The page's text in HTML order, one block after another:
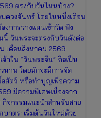
ตรงกับวันไหนบ้าง?
ดวงจันทร์ โดยในหนึ่งเดือน
การวางแผนเข้าวัด ฟัง
นี้ วันพระจะตรงกับวันดังต่อ
เดือนสิงหาคม 2569
าใน “วันพระจีน” ถือเป็น
าน โดยมักจะมีการจัด
อสัตว์ หรือทำบุญเพื่อความ
มีความพิเศษเนื่องจาก
จกรรมแนะนำสำหรับสาย
าตร: เริ่มต้นวันใหม่ด้วย